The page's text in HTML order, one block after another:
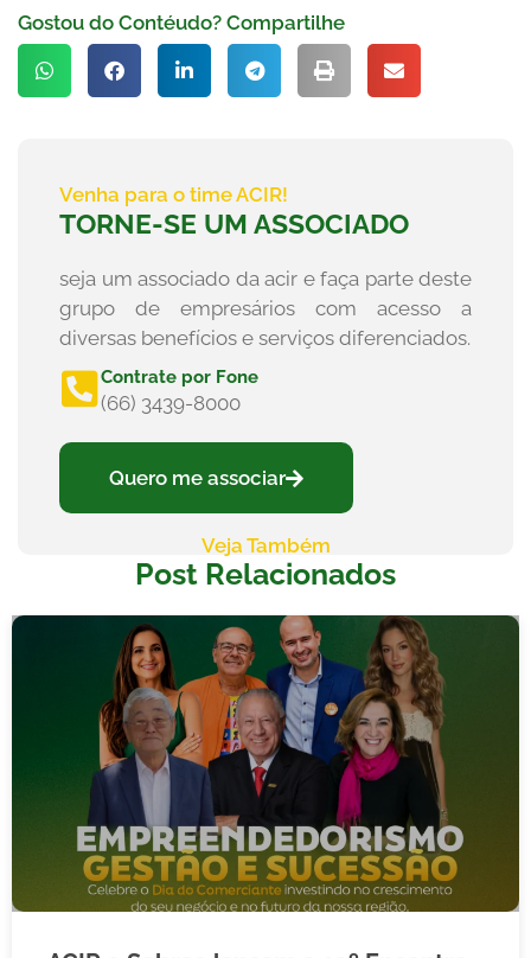
Gostou do Contéudo? Compartilhe
Venha para o time ACIR!
TORNE-SE UM ASSOCIADO
seja um associado da acir e faça parte deste
grupo de empresários com acesso a
diversas benefícios e serviços diferenciados.
Contrate por Fone
(66) 3439-8000
Quero me associar
Veja Também
Post Relacionados